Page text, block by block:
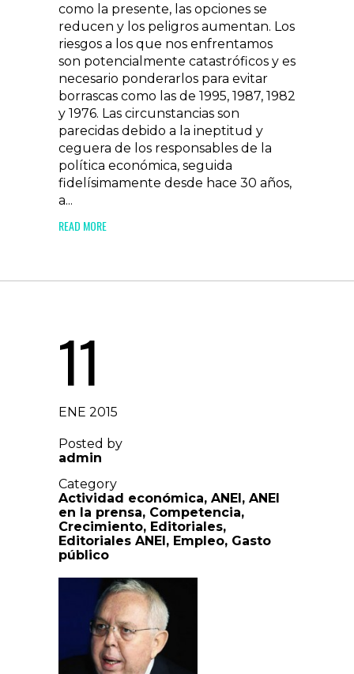
como la presente, las opciones se
reducen y los peligros aumentan. Los
riesgos a los que nos enfrentamos
son potencialmente catastróficos y es
necesario ponderarlos para evitar
borrascas como las de 1995, 1987, 1982
y 1976. Las circunstancias son
parecidas debido a la ineptitud y
ceguera de los responsables de la
política económica, seguida
fidelísimamente desde hace 30 años,
a...
READ MORE
11
ENE 2015
Posted by
admin
Category
Actividad económica, ANEI, ANEI
en la prensa, Competencia,
Crecimiento, Editoriales,
Editoriales ANEI, Empleo, Gasto
público